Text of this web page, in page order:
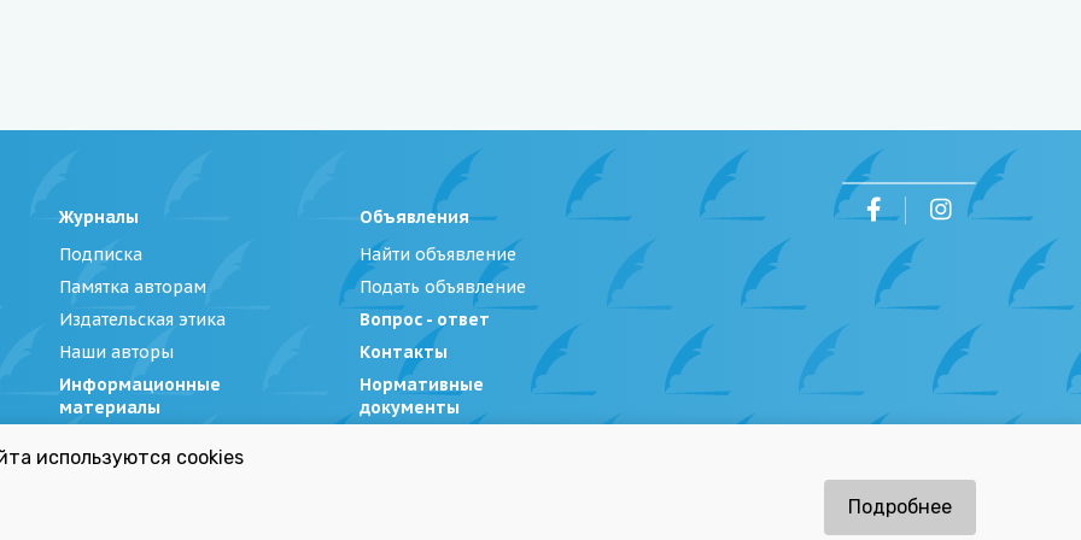
Журналы
Подписка
Памятка авторам
Издательская этика
Наши авторы
Информационные
материалы
Объявления
Найти объявление
Подать объявление
Вопрос - ответ
Контакты
Нормативные
документы
|Политика обработки персональных данных
используются cookies
Подробнее